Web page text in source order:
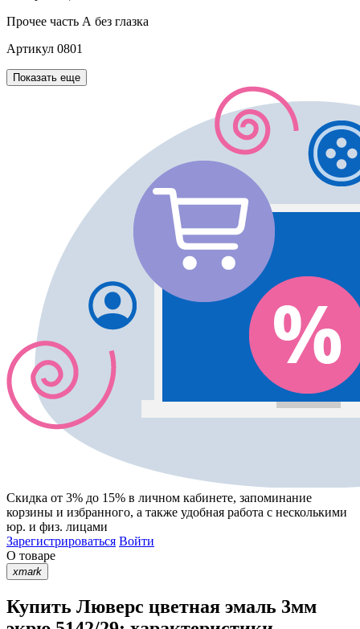
Прочее часть А без глазка
Артикул 0801
Показать еще
Скидка от 3% до 15% в личном кабинете, запоминание
корзины и избранного, а также удобная работа с несколькими
юр. и физ. лицами
Зарегистрироваться Войти
О товаре
xmark
Купить Люверс цветная эмаль 3мм